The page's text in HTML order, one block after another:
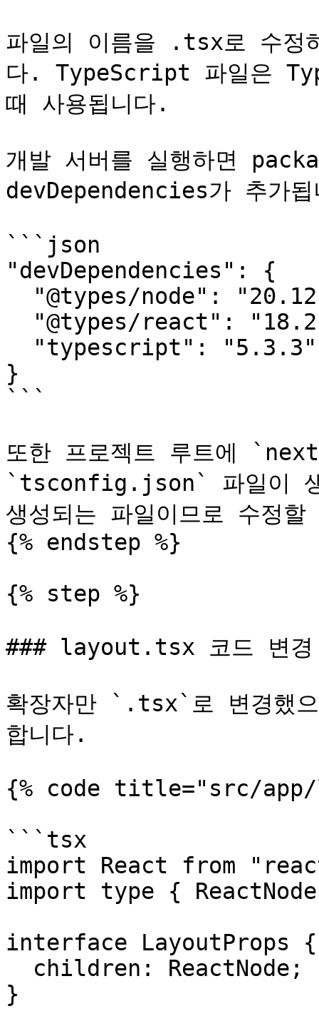
파일의 이름을 .tsx로 수정
다. TypeScript 파일은
때 사용됩니다.
개발 서버를 실행하면
devDependencies가 추가
```json
"devDependencies": {
}
```
또한 프로젝트 루트에
`tsconfig.json` 파일이 생
생성되는 파일이므로 수정
{% endstep %}
{% step %}
### layout.tsx 코드 변경
확장자만 `.tsx`로 변경했
합니다.
{% code title="src/
```tsx
import React from
import type {
interface LayoutProps {
}